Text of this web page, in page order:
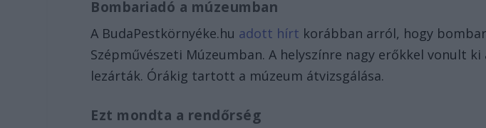
Bombariadó a múzeumban
A BudaPestkörnyéke.hu adott hírt korábban arról, hogy
Szépművészeti Múzeumban. A helyszínre nagy erőkkel vonult
lezárták. Órákig tartott a múzeum átvizsgálása.
Ezt mondta a rendőrség